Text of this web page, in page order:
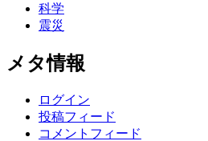
科学
震災
メタ情報
ログイン
投稿フィード
コメントフィード